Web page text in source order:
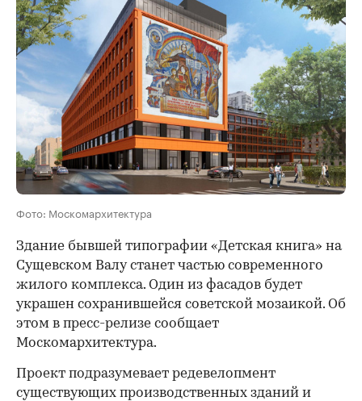
Фото: Москомархитектура
Здание бывшей типографии «Детская книга» на
Сущевском Валу станет частью современного
жилого комплекса. Один из фасадов будет
украшен сохранившейся советской мозаикой. Об
этом в пресс-релизе сообщает
Москомархитектура.
Проект подразумевает редевелопмент
существующих производственных зданий и